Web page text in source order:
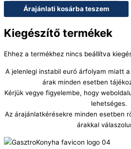
Árajánlati kosárba teszem
Kiegészítő termékek
Ehhez a termékhez nincs beállítva
A jelenlegi instabil euró árfolyam miatt
árak minden esetben
Kérjük vegye figyelembe, hogy
lehetséges.
Az árajánlatkérésekre minden esetben
árakkal